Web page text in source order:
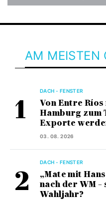
AM MEISTEN
DACH - FENSTER
Von Entre
Hamburg zum
Exporte
03. 08. 2026
DACH - FENSTER
„Mate mit
nach der WM
Wahljahr?